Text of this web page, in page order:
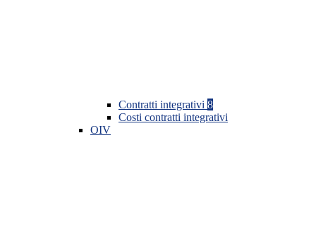
Contratti integrativi 8
Costi contratti integrativi
OIV